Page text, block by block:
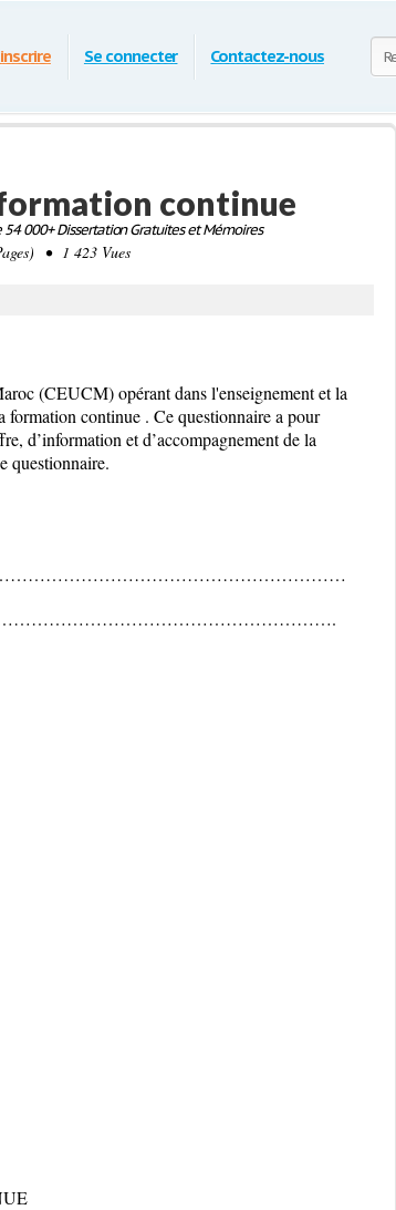
Se connecter Contactez-nous
continue
000+ Dissertation Gratuites et Mémoires
• 1 423 Vues
(CEUCM) opérant dans l'enseignement et la
formation continue . Ce questionnaire a pour
d’information et d’accompagnement de la
questionnaire.